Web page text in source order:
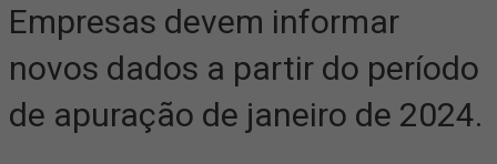
Empresas devem informar
novos dados a partir do período
de apuração de janeiro de 2024.